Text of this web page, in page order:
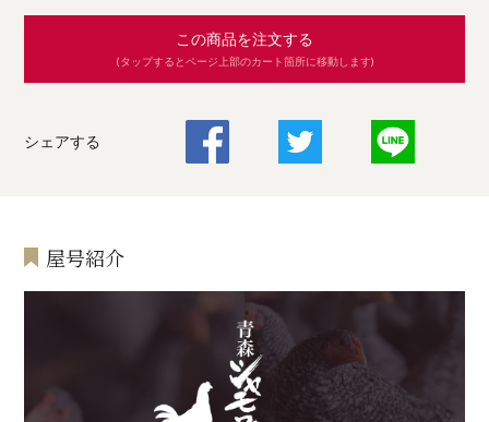
この商品を注文する
(タップするとページ上部のカート箇所に移動します)
シェアする
屋号紹介